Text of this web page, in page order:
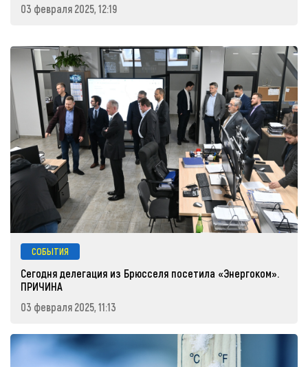
03 февраля 2025, 12:19
СОБЫТИЯ
Сегодня делегация из Брюсселя посетила «Энергоком».
ПРИЧИНА
03 февраля 2025, 11:13